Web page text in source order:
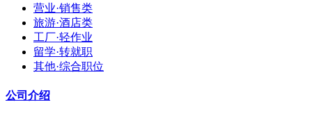
营业·销售类
旅游·酒店类
工厂·轻作业
留学·转就职
其他·综合职位
公司介绍